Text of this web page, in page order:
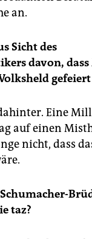
an.
Sicht des
davon,
Eine
auf einen
nicht, dass
taz?